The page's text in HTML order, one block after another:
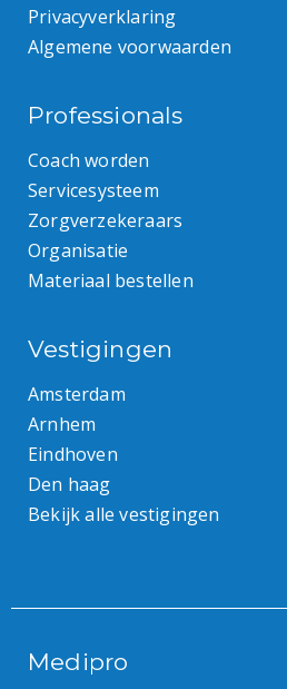
Privacyverklaring
Algemene voorwaarden
Professionals
Coach worden
Servicesysteem
Zorgverzekeraars
Organisatie
Materiaal bestellen
Vestigingen
Amsterdam
Arnhem
Eindhoven
Den haag
Bekijk alle vestigingen
Medipro